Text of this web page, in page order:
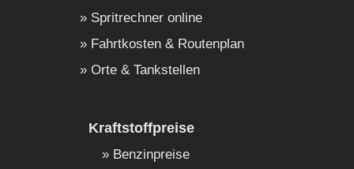
Spritrechner online
Fahrtkosten & Routenplan
Orte & Tankstellen
Kraftstoffpreise
Benzinpreise